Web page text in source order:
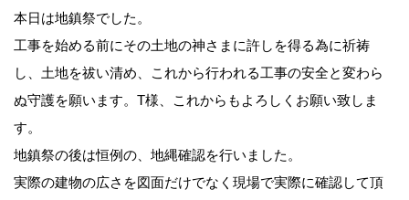
本日は地鎮祭でした。
工事を始める前にその土地の神さまに許しを得る為に祈祷
し、土地を祓い清め、これから行われる工事の安全と変わら
ぬ守護を願います。T様、これからもよろしくお願い致しま
す。
地鎮祭の後は恒例の、地縄確認を行いました。
実際の建物の広さを図面だけでなく現場で実際に確認して頂